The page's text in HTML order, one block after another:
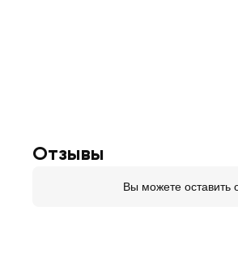
Отзывы
Вы можете оставить